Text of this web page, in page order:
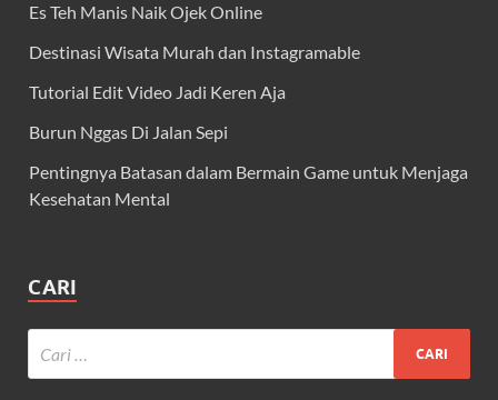
Es Teh Manis Naik Ojek Online
Destinasi Wisata Murah dan Instagramable
Tutorial Edit Video Jadi Keren Aja
Burun Nggas Di Jalan Sepi
Pentingnya Batasan dalam Bermain Game untuk Menjaga
Kesehatan Mental
CARI